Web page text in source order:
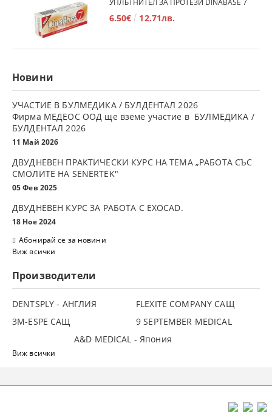
УПЛЪТНИТЕЛ ЗА ПРОТЕЗИ DINABASE 7
6.50€ 12.71лв.
Новини
УЧАСТИЕ В БУЛМЕДИКА / БУЛДЕНТАЛ 2026
Фирма МЕДЕОС ООД ще вземе участие в БУЛМЕДИКА /
БУЛДЕНТАЛ 2026
11 Май 2026
ДВУДНЕВЕН ПРАКТИЧЕСКИ КУРС НА ТЕМА „РАБОТА СЪС
СМОЛИТЕ НА SENERTEK"
05 Фев 2025
ДВУДНЕВЕН КУРС ЗА РАБОТА С ЕXOCAD.
18 Ное 2024
Абонирай се за новини
Виж всички
Производители
DENTSPLY - АНГЛИЯ
FLEXITE COMPANY САЩ
3М-ESPE САЩ
9 SEPTEMBER MEDICAL
A&D MEDICAL - Япония
Виж всички